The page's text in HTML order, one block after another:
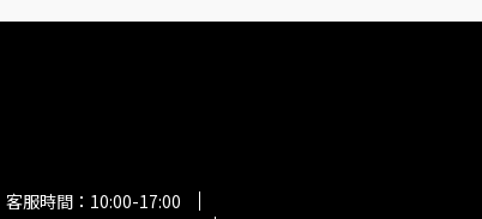
客服時間：10:00-17:00